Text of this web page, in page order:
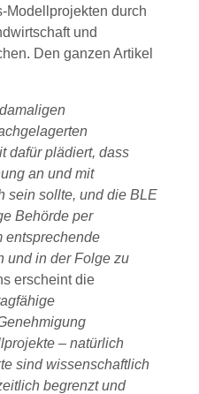
Modellprojekten durch
und
Den ganzen Artikel
dafür plädiert, dass
an und mit
sein sollte, und die BLE
Behörde per
entsprechende
und in der Folge zu
erscheint die
– natürlich
sind wissenschaftlich
begrenzt und